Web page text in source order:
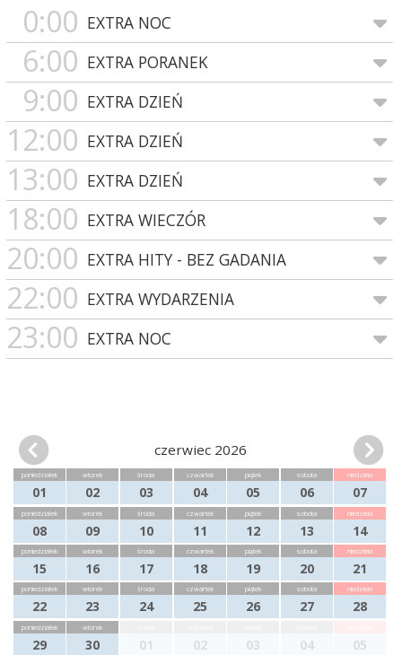
0:00 EXTRA NOC
6:00 EXTRA PORANEK
9:00 EXTRA DZIEŃ
12:00 EXTRA DZIEŃ
13:00 EXTRA DZIEŃ
18:00 EXTRA WIECZÓR
20:00 EXTRA HITY - BEZ GADANIA
22:00 EXTRA WYDARZENIA
23:00 EXTRA NOC
czerwiec 2026
poniedziałek
01
wtorek
02
środa
03
czwartek
04
piątek
05
sobota
06
niedziela
07
poniedziałek
08
wtorek
09
środa
10
czwartek
11
piątek
12
sobota
13
niedziela
14
poniedziałek
15
wtorek
16
środa
17
czwartek
18
piątek
19
sobota
20
niedziela
21
poniedziałek
22
wtorek
23
środa
24
czwartek
25
piątek
26
sobota
27
niedziela
28
poniedziałek
29
wtorek
30 01 02 03 04 05